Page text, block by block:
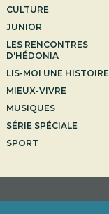
CULTURE
JUNIOR
LES RENCONTRES
D'HÉDONIA
LIS-MOI UNE HISTOIRE
MIEUX-VIVRE
MUSIQUES
SÉRIE SPÉCIALE
SPORT